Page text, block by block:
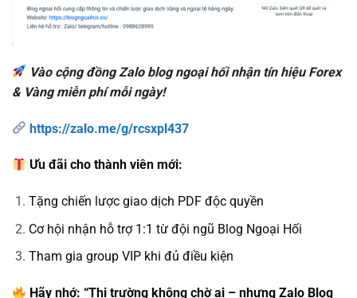
Vào cộng đồng Zalo blog ngoại hối nhận tín hiệu Forex
& Vàng miễn phí mỗi ngày!
https://zalo.me/g/rcsxpl437
Ưu đãi cho thành viên mới:
Tặng chiến lược giao dịch PDF độc quyền
Cơ hội nhận hỗ trợ 1:1 từ đội ngũ Blog Ngoại Hối
Tham gia group VIP khi đủ điều kiện
Hãy nhớ: “Thị trường không chờ ai – nhưng Zalo Blog